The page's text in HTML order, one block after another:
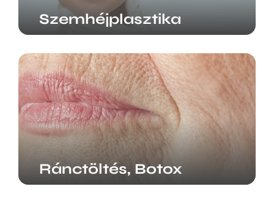
Szemhéjplasztika
Ránctöltés, Botox